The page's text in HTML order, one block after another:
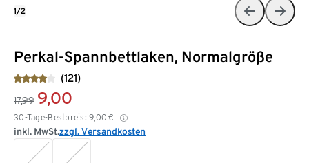
Perkal-Spannbettlaken, Normalgröße
(121)
17,99 9,00
30-Tage-Bestpreis: 9,00 €
inkl. MwSt.zzgl. Versandkosten
1/2